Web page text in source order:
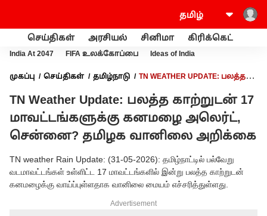
செய்திகள் அரசியல் சினிமா கிரிக்கெட்
India At 2047 FIFA உலக்கோப்பை Ideas of India
முகப்பு செய்திகள் தமிழ்நாடு
TN WEATHER UPDATE: பலத்த
தமிழக வானிலை அறிக்கை
TN Weather Update: பலத்த காற்றுடன் 17
மாவட்டங்களுக்கு கனமழை அலெர்ட்,
சென்னை? தமிழக வானிலை அறிக்கை
TN weather Rain Update: (31-05-2026): தமிழ்நாட்டில் பல்வேறு
வடமாவட்டங்கள் உள்ளிட்ட 17 மாவட்டங்களில் இன்று பலத்த காற்றுடன்
கனமழைக்கு வாய்ப்புள்ளதாக வானிலை மையம் எச்சரித்துள்ளது.
Advertisement